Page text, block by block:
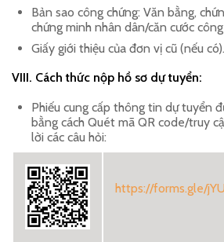
Bản sao công chứng: Văn bằng,
chứng minh nhân dân/căn cước
Giấy giới thiệu của đơn vị cũ (nếu có).
VIII. Cách thức nộp hồ sơ dự tuyển:
Phiếu cung cấp thông tin dự tuyển
bằng cách Quét mã QR code/truy
lời các câu hỏi:
https://forms.gle/